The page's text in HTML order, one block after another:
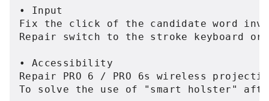
• Input
Fix the click of the candidate word
Repair switch to the stroke keyboard or
• Accessibility
Repair PRO 6 / PRO 6s wireless
To solve the use of "smart holster"